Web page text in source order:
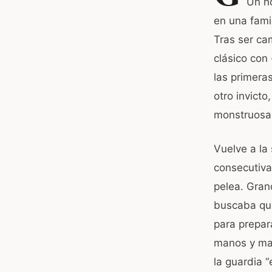
e
b
o
o
k
s
p
p
en una
Tras ser
clásico con
las
otro
Vuelve a la
pelea.
buscaba
para
manos y
la guardia